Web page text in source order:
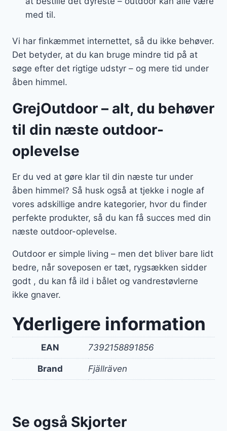
med til.
Vi har finkæmmet internettet, så du ikke behøver.
Det betyder, at du kan bruge mindre tid på at
søge efter det rigtige udstyr – og mere tid under
åben himmel.
GrejOutdoor – alt, du behøver
til din næste outdoor-
oplevelse
Er du ved at gøre klar til din næste tur under
åben himmel? Så husk også at tjekke i nogle af
vores adskillige andre kategorier, hvor du finder
perfekte produkter, så du kan få succes med din
næste outdoor-oplevelse.
Outdoor er simple living – men det bliver bare lidt
bedre, når soveposen er tæt, rygsækken sidder
godt , du kan få ild i bålet og vandrestøvlerne
ikke gnaver.
Yderligere information
EAN 7392158891856
Brand Fjällräven
Se også Skjorter